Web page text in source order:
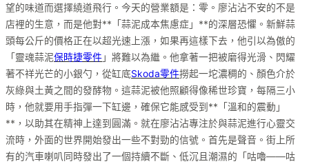
望的味道而選擇繞道飛行。今天的營業額是：零。廖沾沾不安的不是
店裡的生意，而是他對**「蒜泥成本焦慮症」**的深層恐懼。新鮮蒜
頭每公斤的價格正在以超光速上漲，如果再這樣下去，他引以為傲的
「靈魂蒜泥保時捷零件」將難以為繼。他拿著一把被磨得光滑、閃耀
著不祥光芒的小銀勺，從缸底Skoda零件撈起一坨濃稠的、顏色介於
灰綠與土黃之間的發酵物。這蒜泥被他照顧得像稀世珍寶，每隔三小
時，他就要用手指彈一下缸邊，確保它能感受到**「溫和的震動」
**，以助其在精神上達到圓滿。就在廖沾沾專注於與蒜泥進行心靈交
流時，外面的世界開始發出一些不對勁的信號。首先是聲音。街上所
有的汽車喇叭同時發出了一個持續不斷、低沉且潮濕的「咕嚕——咕